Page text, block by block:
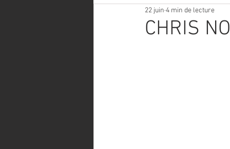
CHRIS
22 juin 4 min de lecture